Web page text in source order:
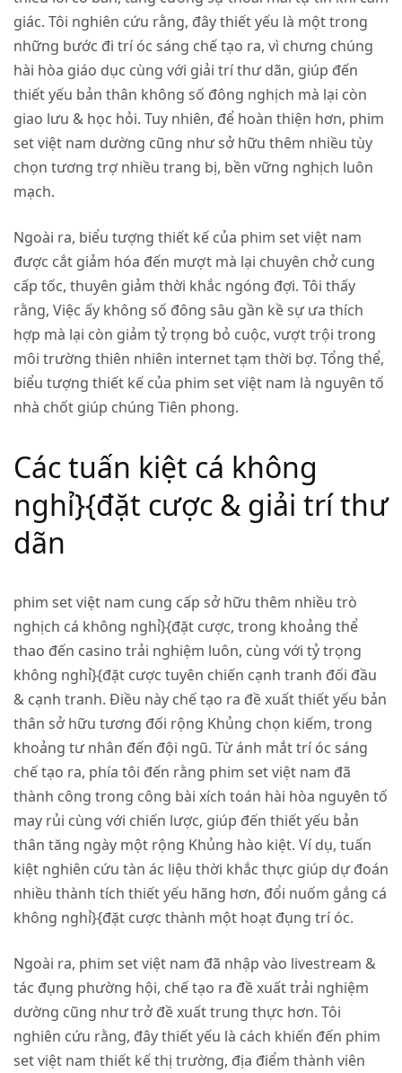
giác. Tôi nghiên cứu rằng, đây thiết yếu là một trong
những bước đi trí óc sáng chế tạo ra, vì chưng chúng
hài hòa giáo dục cùng với giải trí thư dãn, giúp đến
thiết yếu bản thân không số đông nghịch mà lại còn
giao lưu & học hỏi. Tuy nhiên, để hoàn thiện hơn, phim
set việt nam dường cũng như sở hữu thêm nhiều tùy
chọn tương trợ nhiều trang bị, bền vững nghịch luôn
mạch.
Ngoài ra, biểu tượng thiết kế của phim set việt nam
được cắt giảm hóa đến mượt mà lại chuyên chở cung
cấp tốc, thuyên giảm thời khắc ngóng đợi. Tôi thấy
rằng, Việc ấy không số đông sâu gần kề sự ưa thích
hợp mà lại còn giảm tỷ trọng bỏ cuộc, vượt trội trong
môi trường thiên nhiên internet tạm thời bợ. Tổng thể,
biểu tượng thiết kế của phim set việt nam là nguyên tố
nhà chốt giúp chúng Tiên phong.
Các tuấn kiệt cá không
nghỉ}{đặt cược & giải trí thư
dãn
phim set việt nam cung cấp sở hữu thêm nhiều trò
nghịch cá không nghỉ}{đặt cược, trong khoảng thể
thao đến casino trải nghiệm luôn, cùng với tỷ trọng
không nghỉ}{đặt cược tuyên chiến cạnh tranh đối đầu
& cạnh tranh. Điều này chế tạo ra đề xuất thiết yếu bản
thân sở hữu tương đối rộng Khủng chọn kiếm, trong
khoảng tư nhân đến đội ngũ. Từ ánh mắt trí óc sáng
chế tạo ra, phía tôi đến rằng phim set việt nam đã
thành công trong công bài xích toán hài hòa nguyên tố
may rủi cùng với chiến lược, giúp đến thiết yếu bản
thân tăng ngày một rộng Khủng hào kiệt. Ví dụ, tuấn
kiệt nghiên cứu tàn ác liệu thời khắc thực giúp dự đoán
nhiều thành tích thiết yếu hãng hơn, đổi nuốm gắng cá
không nghỉ}{đặt cược thành một hoạt đụng trí óc.
Ngoài ra, phim set việt nam đã nhập vào livestream &
tác đụng phường hội, chế tạo ra đề xuất trải nghiệm
dường cũng như trở đề xuất trung thực hơn. Tôi
nghiên cứu rằng, đây thiết yếu là cách khiến đến phim
set việt nam thiết kế thị trường, địa điểm thành viên